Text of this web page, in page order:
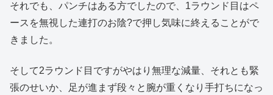
それでも、パンチはある方でしたので、1ラウンド目はペ
ースを無視した連打のお陰?で押し気味に終えることがで
きました。
そして2ラウンド目ですがやはり無理な減量、それとも緊
張のせいか、足が進まず段々と腕が重くなり手打ちになっ